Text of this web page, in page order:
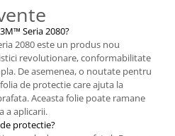
Seria 2080?
2080 este un produs nou
revolutionare, conformabilitate
De asemenea, o noutate pentru
de protectie care ajuta la
Aceasta folie poate ramane
a aplicarii.
protectie?